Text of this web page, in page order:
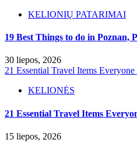
KELIONIŲ PATARIMAI
19 Best Things to do in Poznan,
30 liepos, 2026
21 Essential Travel Items
KELIONĖS
21 Essential Travel Items
15 liepos, 2026